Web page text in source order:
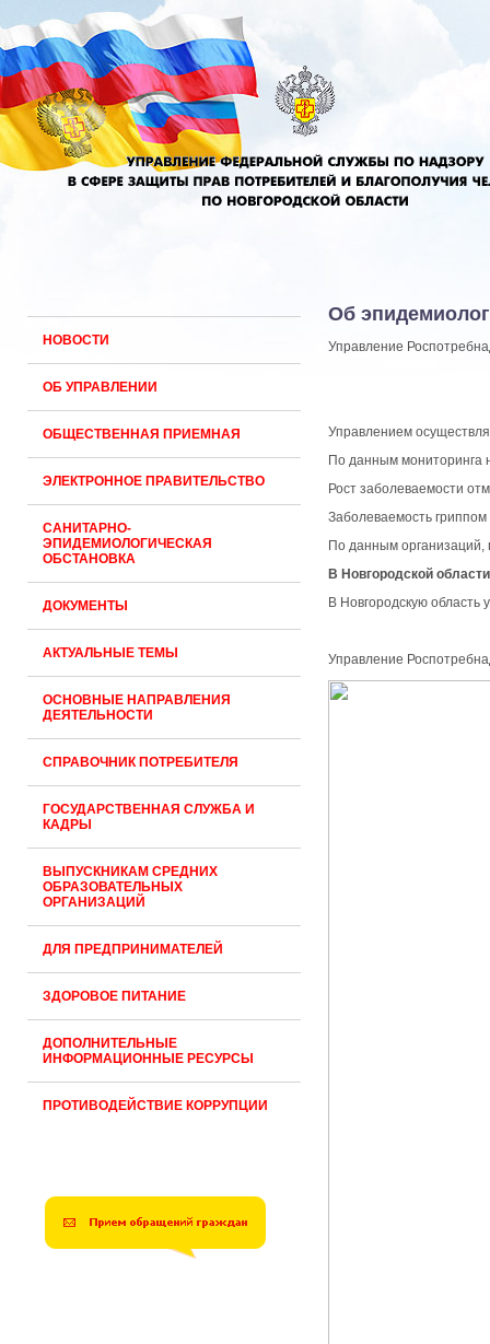
НОВОСТИ
ОБ УПРАВЛЕНИИ
ОБЩЕСТВЕННАЯ ПРИЕМНАЯ
ЭЛЕКТРОННОЕ ПРАВИТЕЛЬСТВО
САНИТАРНО-
ЭПИДЕМИОЛОГИЧЕСКАЯ
ОБСТАНОВКА
ДОКУМЕНТЫ
АКТУАЛЬНЫЕ ТЕМЫ
ОСНОВНЫЕ НАПРАВЛЕНИЯ
ДЕЯТЕЛЬНОСТИ
СПРАВОЧНИК ПОТРЕБИТЕЛЯ
ГОСУДАРСТВЕННАЯ СЛУЖБА И
КАДРЫ
ВЫПУСКНИКАМ СРЕДНИХ
ОБРАЗОВАТЕЛЬНЫХ
ОРГАНИЗАЦИЙ
ДЛЯ ПРЕДПРИНИМАТЕЛЕЙ
ЗДОРОВОЕ ПИТАНИЕ
ДОПОЛНИТЕЛЬНЫЕ
ИНФОРМАЦИОННЫЕ РЕСУРСЫ
ПРОТИВОДЕЙСТВИЕ КОРРУПЦИИ
Об
Управление
Управлением
По данным мониторинга
Рост заболеваемости
Заболеваемость
По данным организаций,
В Новгородской
В Новгородскую
Управление